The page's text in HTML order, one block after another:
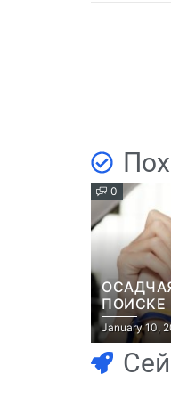
0
ПОИСКЕ
ПРИНЯЛ
January 10,